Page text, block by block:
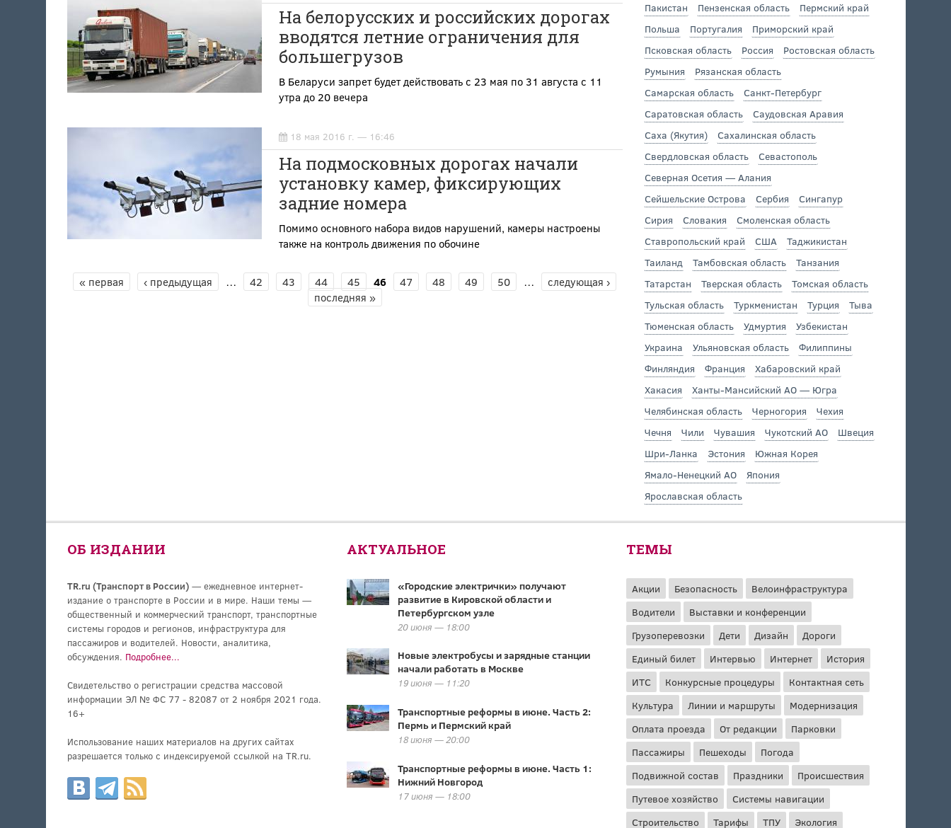
На белорусских и российских дорогах
вводятся летние ограничения для
большегрузов
В Беларуси запрет будет действовать с 23 мая по 31 августа с 11
утра до 20 вечера
18 мая 2016 г. — 16:46
На подмосковных дорогах начали
установку камер, фиксирующих
задние номера
Помимо основного набора видов нарушений, камеры настроены
также на контроль движения по обочине
СТРАНИЦЫ
« первая ‹ предыдущая … 42 43 44 45 46 47 48 49 50 …
следующая ›
последняя »
Пакистан
Пензенская область
Пермский край
Польша
Португалия
Приморский край
Псковская область
Россия
Ростовская область
Румыния
Рязанская область
Самарская область
Санкт-Петербург
Саратовская область
Саудовская Аравия
Саха (Якутия)
Сахалинская область
Свердловская область
Севастополь
Северная Осетия — Алания
Сейшельские Острова
Сербия
Сингапур
Сирия
Словакия
Смоленская область
Ставропольский край
США
Таджикистан
Таиланд
Тамбовская область
Танзания
Татарстан
Тверская область
Томская область
Тульская область
Туркменистан Турция
Тыва
Тюменская область
Удмуртия
Узбекистан
Украина
Ульяновская область
Филиппины
Финляндия
Франция
Хабаровский край
Хакасия
Ханты-Мансийский АО — Югра
Челябинская область
Черногория
Чехия
Чечня
Чили Чувашия Чукотский АО
Швеция
Шри-Ланка
Эстония
Южная Корея
Ямало-Ненецкий АО
Япония
Ярославская область
ОБ ИЗДАНИИ
TR.ru (Транспорт в России)— ежедневное интернет-
издание о транспорте в России и в мире. Наши темы —
общественный и коммерческий транспорт, транспортные
системы городов и регионов, инфраструктура для
пассажиров и водителей. Новости, аналитика,
обсуждения. Подробнее...
Свидетельство о регистрации средства массовой
информации ЭЛ № ФС 77 - 82087 от 2 ноября 2021 года.
16+
Использование наших материалов на других сайтах
разрешается только с индексируемой ссылкой на TR.ru.
АКТУАЛЬНОЕ
«Городские электрички» получают
развитие в Кировской области и
Петербургском узле
20 июня — 18:00
Новые электробусы и зарядные станции
начали работать в Москве
19 июня — 11:20
Транспортные реформы в июне. Часть 2:
Пермь и Пермский край
18 июня — 20:00
Транспортные реформы в июне. Часть 1:
Нижний Новгород
17 июня — 18:00
ТЕМЫ
Акции Безопасность
Велоинфраструктура
Водители
Выставки и конференции
Грузоперевозки
Дети Дизайн
Дороги
Единый билет
Интервью Интернет
История
ИТС
Конкурсные процедуры
Контактная сеть
Культура
Линии и маршруты
Модернизация
Оплата проезда
От редакции
Парковки
Пассажиры
Пешеходы
Погода
Подвижной состав
Праздники
Происшествия
Путевое хозяйство
Системы навигации
Строительство
Тарифы ТПУ Экология